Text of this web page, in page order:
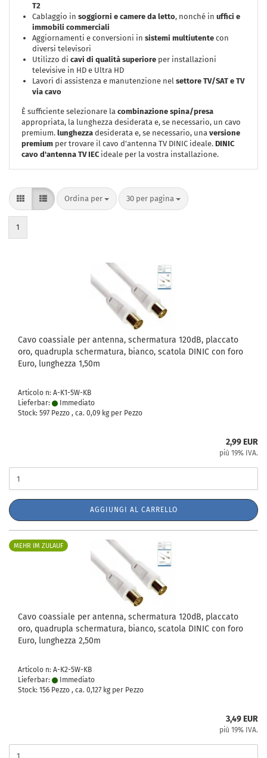
T2
Cablaggio in soggiorni e camere da letto, nonché in uffici e
immobili commerciali
Aggiornamenti e conversioni in sistemi multiutente con
diversi televisori
Utilizzo di cavi di qualità superiore per installazioni
televisive in HD e Ultra HD
Lavori di assistenza e manutenzione nel settore TV/SAT e TV
via cavo
È sufficiente selezionare la combinazione spina/presa
appropriata, la lunghezza desiderata e, se necessario, un cavo
premium. lunghezza desiderata e, se necessario, una versione
premium per trovare il cavo d'antenna TV DINIC ideale. DINIC
cavo d'antenna TV IEC ideale per la vostra installazione.
Ordina per
Ordina per 30 per pagina
per pagina
1
Cavo coassiale per antenna, schermatura 120dB, placcato
oro, quadrupla schermatura, bianco, scatola DINIC con foro
Euro, lunghezza 1,50m
Articolo n: A-K1-5W-KB
Lieferbar:
Immediato
Stock: 597 Pezzo , ca. 0,09 kg per Pezzo
2,99 EUR
più 19% IVA.
AGGIUNGI AL CARRELLO
MEHR IM ZULAUF
Cavo coassiale per antenna, schermatura 120dB, placcato
oro, quadrupla schermatura, bianco, scatola DINIC con foro
Euro, lunghezza 2,50m
Articolo n: A-K2-5W-KB
Lieferbar:
Immediato
Stock: 156 Pezzo , ca. 0,127 kg per Pezzo
3,49 EUR
più 19% IVA.